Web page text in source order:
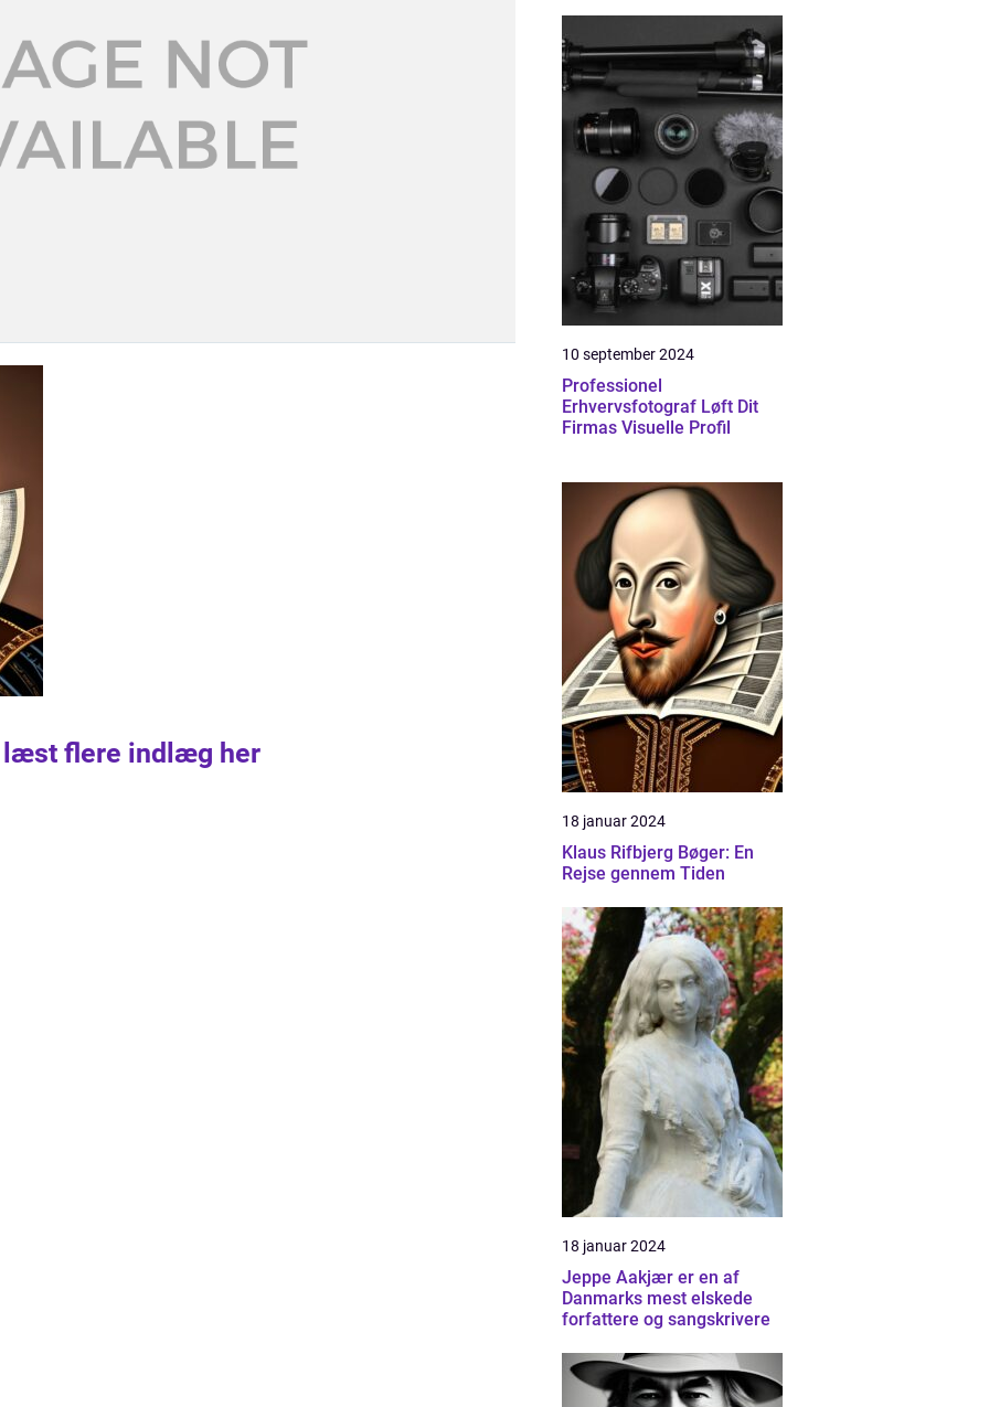
læst flere indlæg her
10 september 2024
Professionel
Erhvervsfotograf Løft Dit
Firmas Visuelle Profil
18 januar 2024
Klaus Rifbjerg Bøger: En
Rejse gennem Tiden
18 januar 2024
Jeppe Aakjær er en af
Danmarks mest elskede
forfattere og sangskrivere